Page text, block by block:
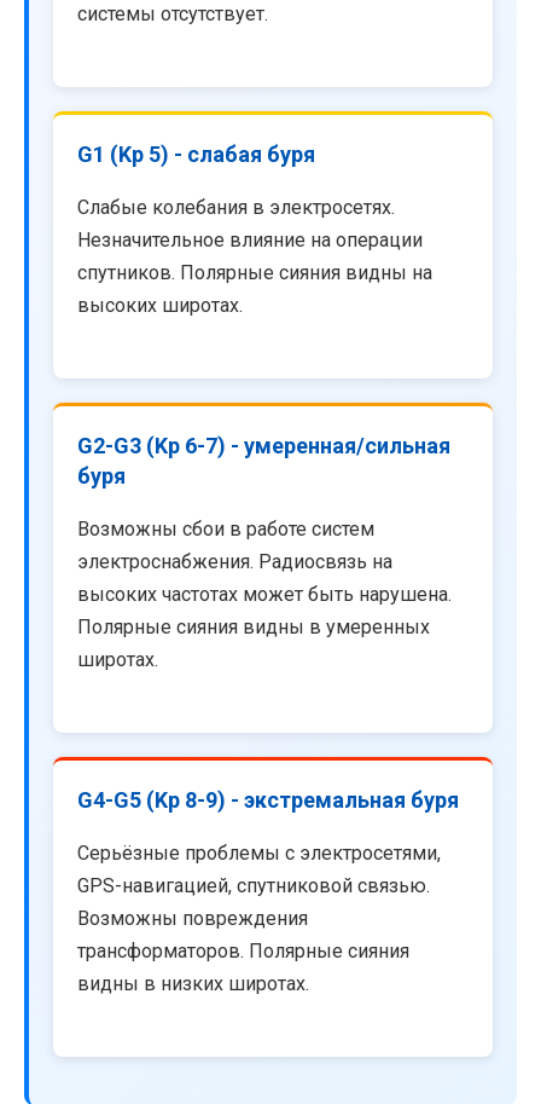
системы отсутствует.
G1 (Kp 5) - слабая буря
Слабые колебания в электросетях.
Незначительное влияние на операции
спутников. Полярные сияния видны на
высоких широтах.
G2-G3 (Kp 6-7) - умеренная/сильная
буря
Возможны сбои в работе систем
электроснабжения. Радиосвязь на
высоких частотах может быть нарушена.
Полярные сияния видны в умеренных
широтах.
G4-G5 (Kp 8-9) - экстремальная буря
Серьёзные проблемы с электросетями,
GPS-навигацией, спутниковой связью.
Возможны повреждения
трансформаторов. Полярные сияния
видны в низких широтах.